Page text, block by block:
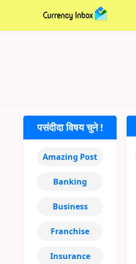
पसंदीदा विषय चुने !
Amazing Post
Banking
Business
Franchise
Insurance